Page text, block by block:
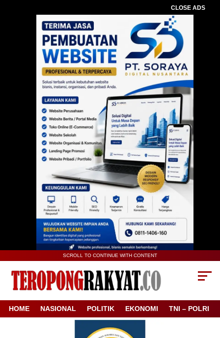
CLOSE ADS
SCROLL TO CONTINUE WITH CONTENT
HOME NASIONAL POLITIK EKONOMI TNI – POLRI